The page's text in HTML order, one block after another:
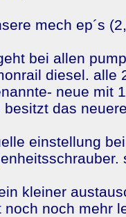
mech ep´s
bei allen
diesel. alle
neue mit
besitzt das
einstellung
kleiner
noch noch mehr